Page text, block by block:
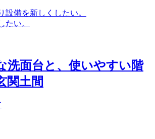
設備を新しくしたい。
たい。
洗面台と、使いやすい階
関土間